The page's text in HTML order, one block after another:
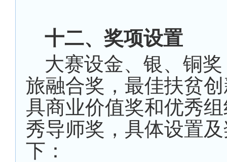
十二、奖项设置
大赛设金、银、铜
旅融合奖，最佳扶贫
具商业价值奖和优秀
秀导师奖，具体设置
下：